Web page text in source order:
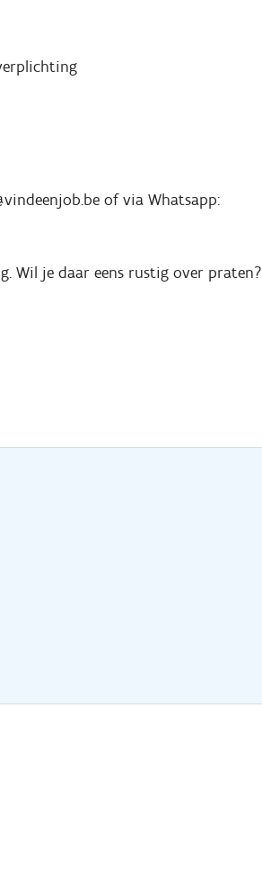
of via Whatsapp:
Wil je daar eens rustig over praten?